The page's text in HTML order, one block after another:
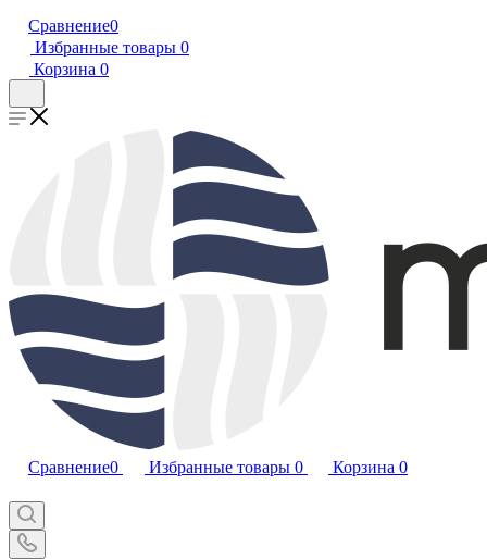
Сравнение0
Избранные товары 0
Корзина 0
Сравнение0 Избранные товары 0 Корзина 0